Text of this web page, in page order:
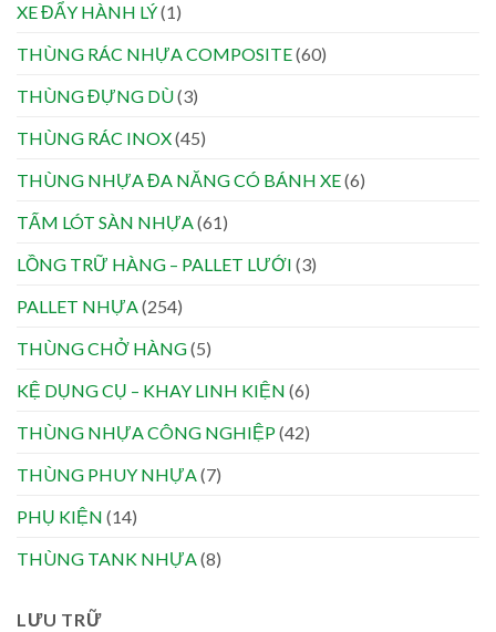
XE ĐẨY HÀNH LÝ(1)
THÙNG RÁC NHỰA COMPOSITE(60)
THÙNG ĐỰNG DÙ(3)
THÙNG RÁC INOX(45)
THÙNG NHỰA ĐA NĂNG CÓ BÁNH XE(6)
TẤM LÓT SÀN NHỰA(61)
LỒNG TRỮ HÀNG – PALLET LƯỚI (3)
PALLET NHỰA(254)
THÙNG CHỞ HÀNG(5)
KỆ DỤNG CỤ – KHAY LINH KIỆN (6)
THÙNG NHỰA CÔNG NGHIỆP(42)
THÙNG PHUY NHỰA(7)
PHỤ KIỆN (14)
THÙNG TANK NHỰA(8)
LƯU TRỮ